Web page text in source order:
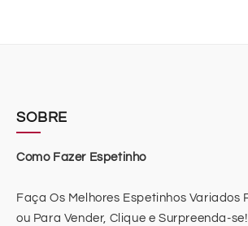
SOBRE
Como Fazer Espetinho
Faça Os Melhores Espetinhos Variados
ou Para Vender, Clique e Surpreenda-se!